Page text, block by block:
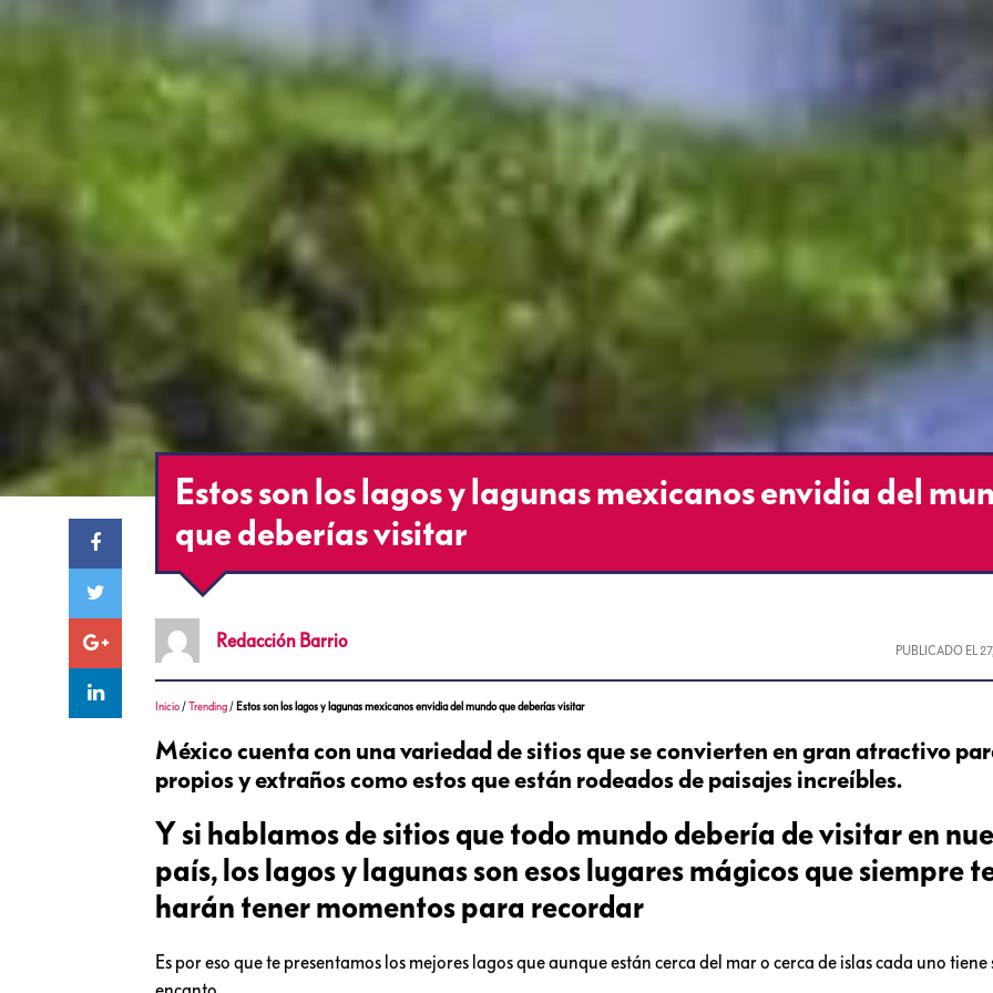
Estos son los lagos y lagunas mexicanos envidia del
que deberías visitar
Redacción Barrio PUBLICADO EL
Inicio /Trending / Estos son los lagos y lagunas mexicanos envidia del mundo que deberías visitar
México cuenta con una variedad de sitios que se convierten en gran atractivo
propios y extraños como estos que están rodeados de paisajes increíbles.
Y si hablamos de sitios que todo mundo debería de visitar en
país, los lagos y lagunas son esos lugares mágicos que siempre
harán tener momentos para recordar
Es por eso que te presentamos los mejores lagos que aunque están cerca del mar o cerca de islas cada uno tiene